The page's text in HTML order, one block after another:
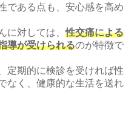
である点も、安心感を高め
に対しては、性交痛による
導が受けられるのが特徴で
定期的に検診を受ければ性
なく、健康的な生活を送れ